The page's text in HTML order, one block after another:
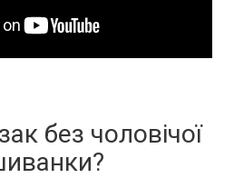
без чоловічої